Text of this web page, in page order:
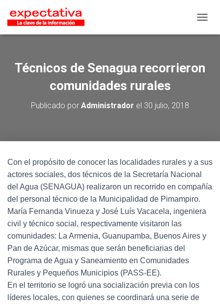
Técnicos de Senagua recorrieron
comunidades rurales
Publicado por Administrador el 30 julio, 2018
Con el propósito de conocer las localidades rurales y a sus
actores sociales, dos técnicos de la Secretaría Nacional
del Agua (SENAGUA) realizaron un recorrido en compañía
del personal técnico de la Municipalidad de Pimampiro.
María Fernanda Vinueza y José Luís Vacacela, ingeniera
civil y técnico social, respectivamente visitaron las
comunidades: La Armenia, Guanupamba, Buenos Aires y
Pan de Azúcar, mismas que serán beneficiarias del
Programa de Agua y Saneamiento en Comunidades
Rurales y Pequeños Municipios (PASS-EE).
En el territorio se logró una socialización previa con los
líderes locales, con quienes se coordinará una serie de